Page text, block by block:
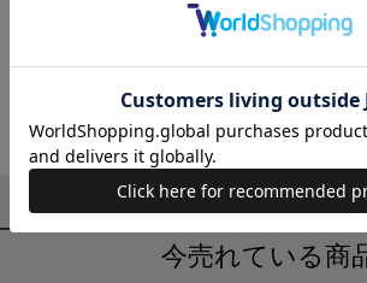
HELLO KITTY × BRILMY 中身が見
えて時短がかなう ズボラに優しい
PECIAL PACKAGE
4378円（税込）
HELLO
えて時短が
KAGE
4378円（
検索結果6件
1～6件
今売れている商